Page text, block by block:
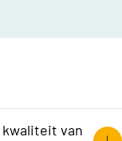
kwaliteit van